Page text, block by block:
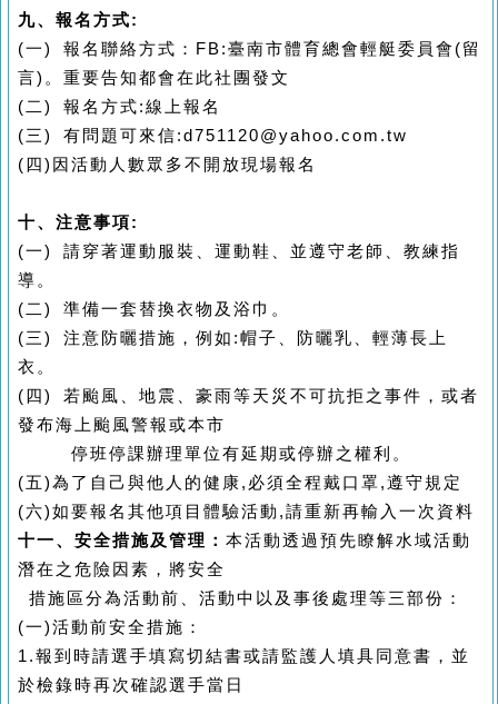
九、報名方式:
(一) 報名聯絡方式：FB:臺南市體育總會輕艇委員會(留
言)。重要告知都會在此社團發文
( 二) 報名方式:線上報名
(三) 有問題可來信:d751120@yahoo.com.tw
(四)因活動人數眾多不開放現場報名
十、注意事項:
(一) 請穿著運動服裝、運動鞋、並遵守老師、教練指
導。
( 二) 準備一套替換衣物及浴巾。
(三) 注意防曬措施，例如:帽子、防曬乳、輕薄長上
衣。
( 四) 若颱風、地震、豪雨等天災不可抗拒之事件，或者
發布海上颱風警報或本市
停班停課辦理單位有延期或停辦之權利。
(五)為了自己與他人的健康,必須全程戴口罩,遵守規定
(六)如要報名其他項目體驗活動,請重新再輸入一次資料
十一、安全措施及管理： 本活動透過預先瞭解水域活動
潛在之危險因素，將安全
措施區分為活動前、活動中以及事後處理等三部份：
(一)活動前安全措施：
1.報到時請選手填寫切結書或請監護人填具同意書，並
於檢錄時再次確認選手當日